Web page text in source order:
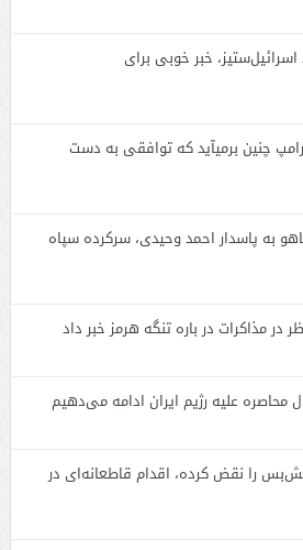
خبر خوبی برای
چنین برمیآید که توافقی به دست
به پاسدار احمد وحیدی، سرکرده سپاه
در مذاکرات در باره تنگه هرمز خبر داد
محاصره علیه رژیم ایران ادامه می‌دهیم
را نقض کرده، اقدام قاطعانه‌ای در